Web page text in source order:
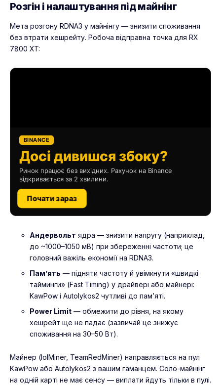
Розгін і налаштування під майнінг
Мета розгону RDNA3 у майнінгу — знизити споживання
без втрати хешрейту. Робоча відправна точка для RX
7800 XT:
BINANCE
Досі дивишся збоку?
Ринок працює без вихідних. Рахунок на Binance
відкривається за 2 хвилини.
Почати зараз
Андервольт ядра — знизити напругу (наприклад,
до ~1000–1050 мВ) при збереженні частоти; це
головний важіль економії на RDNA3.
Пам’ять — підняти частоту й увімкнути «швидкі
тайминги» (Fast Timing) у драйвері або майнері:
KawPow і Autolykos2 чутливі до пам’яті.
Power Limit — обмежити до рівня, на якому
хешрейт ще не падає (зазвичай це знижує
споживання на 30–50 Вт).
Майнер (lolMiner, TeamRedMiner) направляється на пул
KawPow або Autolykos2 з вашим гаманцем. Соло-майнінг
на одній карті не має сенсу — виплати йдуть тільки в пулі.